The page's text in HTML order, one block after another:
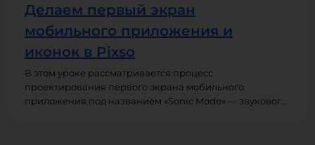
Делаем первый экран
мобильного приложения и
иконок в Pixso
В этом уроке рассматривается процесс
проектирования первого экрана мобильного
приложения под названием «Sonic Mode» — звукового